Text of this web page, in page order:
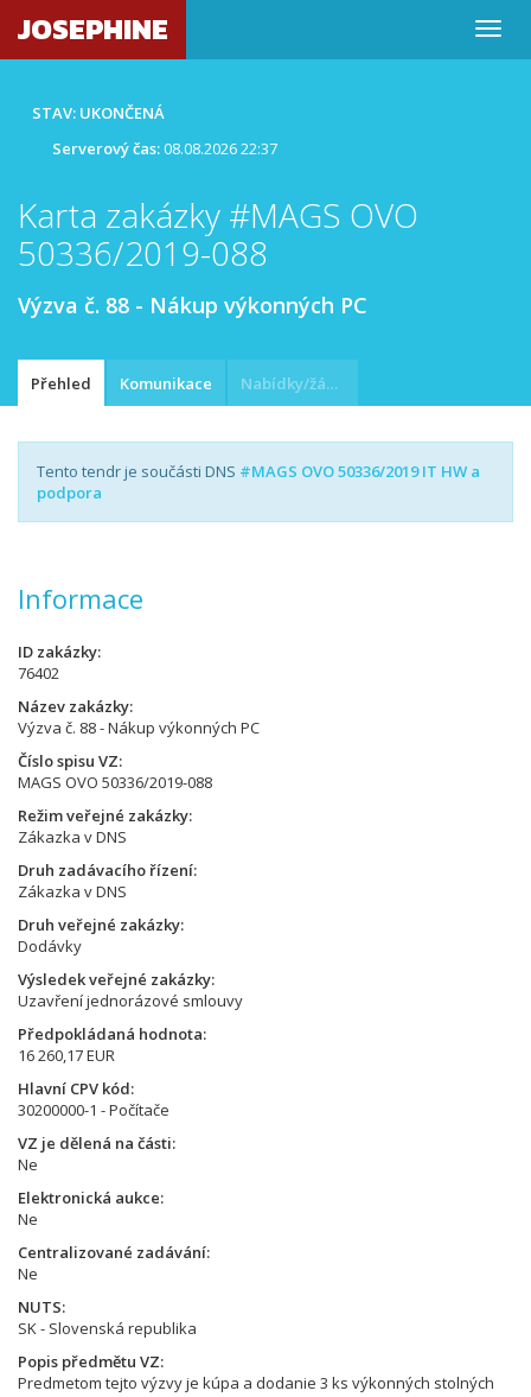
JOSEPHINE
STAV: UKONČENÁ
Serverový čas:08.08.2026 22:37
Karta zakázky #MAGS OVO
50336/2019-088
Výzva č. 88 - Nákup výkonných PC
Přehled Komunikace Nabídky/žádosti
Tento tendr je součásti DNS #MAGS OVO 50336/2019 IT HW a
podpora
Informace
ID zakázky
76402
Název zakázky
Výzva č. 88 - Nákup výkonných PC
Číslo spisu VZ
MAGS OVO 50336/2019-088
Režim veřejné zakázky
Zákazka v DNS
Druh zadávacího řízení
Zákazka v DNS
Druh veřejné zakázky
Dodávky
Výsledek veřejné zakázky
Uzavření jednorázové smlouvy
Předpokládaná hodnota
16 260,17 EUR
Hlavní CPV kód
30200000-1 - Počítače
VZ je dělená na části
Ne
Elektronická aukce
Ne
Centralizované zadávání
Ne
NUTS
SK - Slovenská republika
Popis předmětu VZ
Predmetom tejto výzvy je kúpa a dodanie 3 ks výkonných stolných